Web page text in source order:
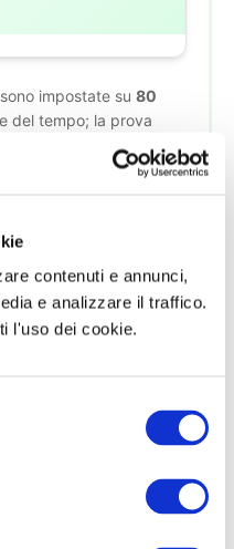
contenuti e annunci,
e analizzare il traffico.
l'uso dei cookie.
impostate su 80
del tempo; la prova
per i 60 quesiti. La soglia
alla valutazione in
Quiz
ATTIVA
errate